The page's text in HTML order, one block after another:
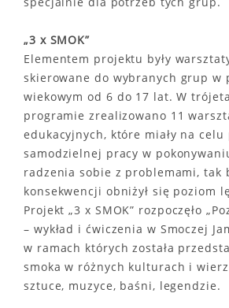
„3 x SMOK”
Elementem projektu były
skierowane do wybranych grup w
wiekowym od 6 do 17 lat. W
programie zrealizowano 11
edukacyjnych, które miały na celu
samodzielnej pracy w
radzenia sobie z problemami, tak
konsekwencji obniżył się poziom
Projekt „3 x SMOK” rozpoczęło
– wykład i ćwiczenia w Smoczej
w ramach których została
smoka w różnych kulturach i
sztuce, muzyce, baśni, legendzie.